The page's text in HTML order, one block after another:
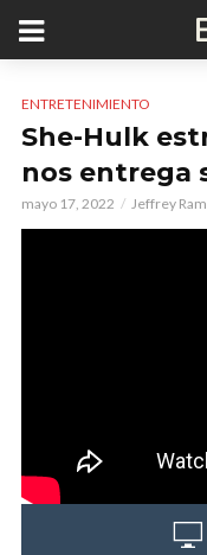
ENTRETENIMIENTO
She-Hulk
nos entrega
mayo 17, 2022 Jeffrey